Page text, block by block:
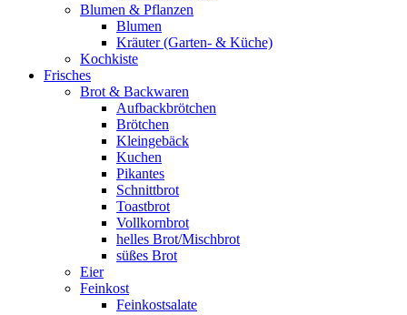
Blumen & Pflanzen
Blumen
Kräuter (Garten- & Küche)
Kochkiste
Frisches
Brot & Backwaren
Aufbackbrötchen
Brötchen
Kleingebäck
Kuchen
Pikantes
Schnittbrot
Toastbrot
Vollkornbrot
helles Brot/Mischbrot
süßes Brot
Eier
Feinkost
Feinkostsalate